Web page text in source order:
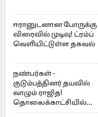
ஈரானுடனான போருக்கு
விரைவில் முடிவு! ட்ரம்ப்
வெளியிட்டுள்ள தகவல்
நண்பர்கள் -
குடும்பத்தினர் தயவில்
வாழும் ராஜித!
தொலைக்காட்சியில்
குமுறல்